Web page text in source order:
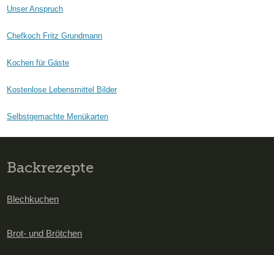
Unser Anspruch
Chefkoch Fritz Grundmann
Kochen für Gäste
Kostenlose Lebensmittel Bilder
Selbstgemachte Menükarten
Backrezepte
Blechkuchen
Brot- und Brötchen